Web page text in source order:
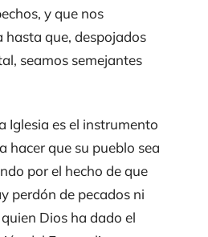
y que nos
hasta que, despojados
seamos semejantes
Iglesia es el instrumento
hacer que su pueblo sea
por el hecho de que
perdón de pecados ni
Dios ha dado el